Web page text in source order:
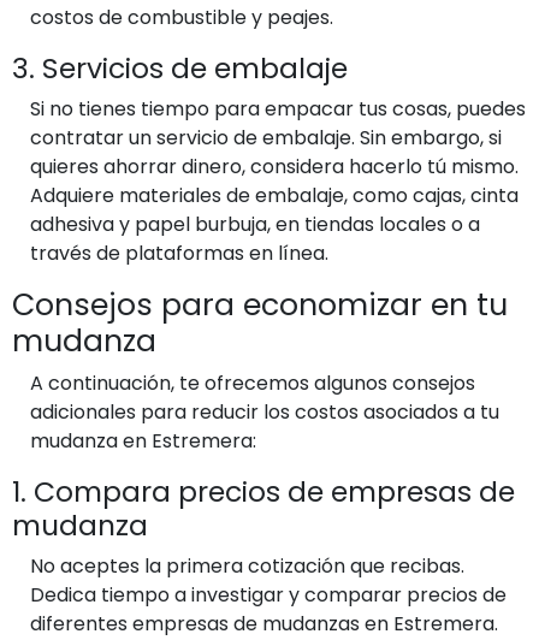
costos de combustible y peajes.
3. Servicios de embalaje
Si no tienes tiempo para empacar tus cosas, puedes
contratar un servicio de embalaje. Sin embargo, si
quieres ahorrar dinero, considera hacerlo tú mismo.
Adquiere materiales de embalaje, como cajas, cinta
adhesiva y papel burbuja, en tiendas locales o a
través de plataformas en línea.
Consejos para economizar en tu
mudanza
A continuación, te ofrecemos algunos consejos
adicionales para reducir los costos asociados a tu
mudanza en Estremera:
1. Compara precios de empresas de
mudanza
No aceptes la primera cotización que recibas.
Dedica tiempo a investigar y comparar precios de
diferentes empresas de mudanzas en Estremera.